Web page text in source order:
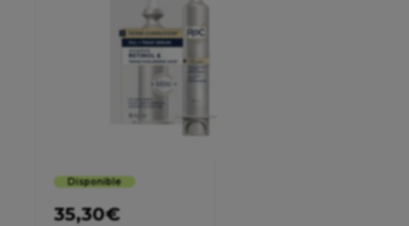
Disponible
35,30€